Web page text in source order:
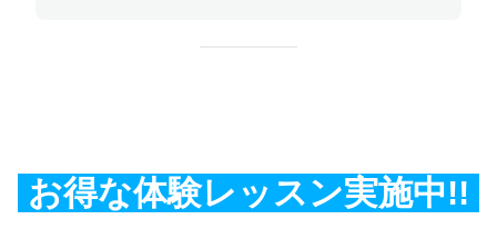
お得な体験レッスン実施中!!